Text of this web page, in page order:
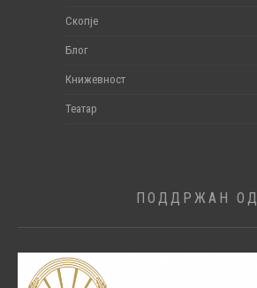
Скопје
Блог
Книжевност
Театар
ПОДДРЖАН ОД